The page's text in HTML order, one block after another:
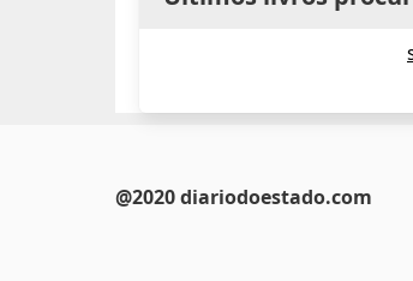
@2020 diariodoestado.com